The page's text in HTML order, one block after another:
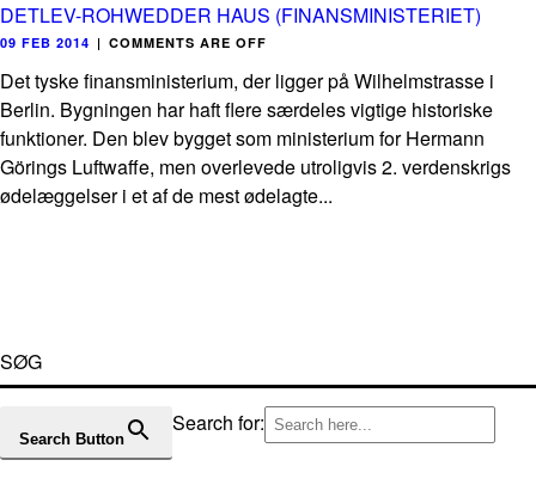
DETLEV-ROHWEDDER HAUS (FINANSMINISTERIET)
09 FEB 2014 | COMMENTS ARE OFF
Det tyske finansministerium, der ligger på Wilhelmstrasse i
Berlin. Bygningen har haft flere særdeles vigtige historiske
funktioner. Den blev bygget som ministerium for Hermann
Görings Luftwaffe, men overlevede utroligvis 2. verdenskrigs
ødelæggelser i et af de mest ødelagte...
SØG
Search for:
Search Button